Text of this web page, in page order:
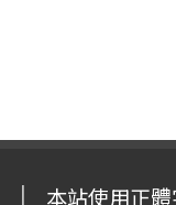
本站使用正